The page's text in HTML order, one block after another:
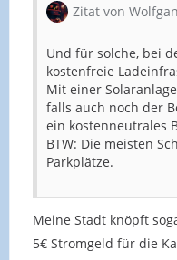
Zitat von
Und für solche, bei
kostenfreie
Mit einer
falls auch noch der
ein kostenneutrales
BTW: Die meisten
Parkplätze.
Meine Stadt knöpft
5€ Stromgeld für die